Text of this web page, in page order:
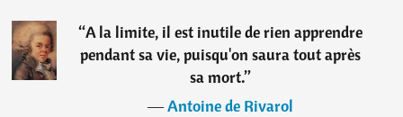
“A la limite, il est inutile de rien apprendre
pendant sa vie, puisqu'on saura tout après
sa mort.”
―Antoine de Rivarol